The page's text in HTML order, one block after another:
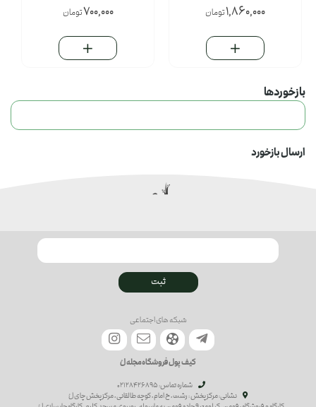
1,860,000تومان 700,000تومان
بازخوردها
ارسال بازخورد
ثبت
شبکه های اجتماعی
کیف پولفروشگاهمجله لُ
شماره تماس‌: 02128426895
نشانی: مرکز پخش : رشت ، خ امام ، کوچه طالقانی ، مرکز پخش چای لُ